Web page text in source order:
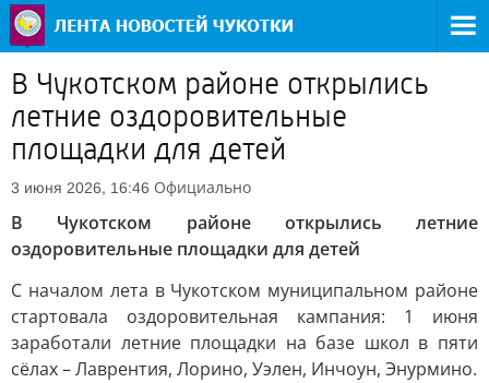
В Чукотском районе открылись
летние оздоровительные
площадки для детей
3 июня 2026, 16:46 Официально
В Чукотском районе открылись летние
оздоровительные площадки для детей
С началом лета в Чукотском муниципальном районе
стартовала оздоровительная кампания: 1 июня
заработали летние площадки на базе школ в пяти
сёлах – Лаврентия, Лорино, Уэлен, Инчоун, Энурмино.